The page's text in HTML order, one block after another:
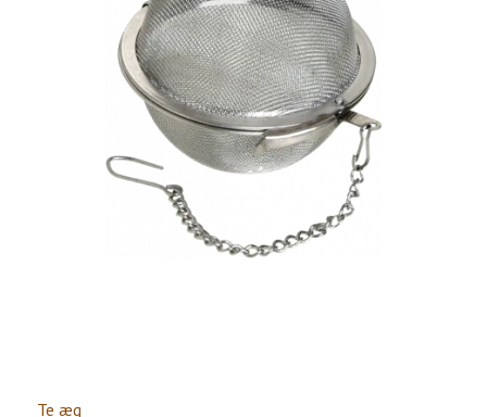
Te æg